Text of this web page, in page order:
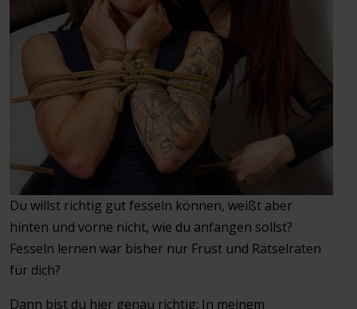
Du willst richtig gut fesseln können, weißt aber
hinten und vorne nicht, wie du anfangen sollst?
Fesseln lernen war bisher nur Frust und Rätselraten
für dich?
Dann bist du hier genau richtig: In meinem